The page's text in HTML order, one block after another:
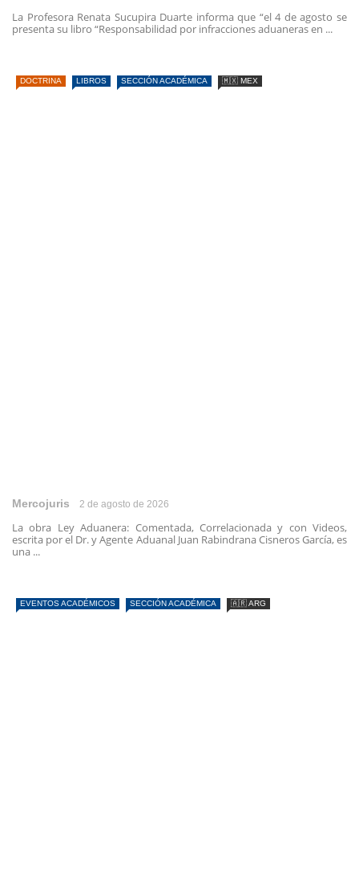
La Profesora Renata Sucupira Duarte informa que “el 4 de agosto se
presenta su libro “Responsabilidad por infracciones aduaneras en ...
DOCTRINA LIBROS SECCIÓN ACADÉMICA 🇲🇽 MEX
Mercojuris 2 de agosto de 2026
La obra Ley Aduanera: Comentada, Correlacionada y con Videos,
escrita por el Dr. y Agente Aduanal Juan Rabindrana Cisneros García, es
una ...
EVENTOS ACADÉMICOS SECCIÓN ACADÉMICA 🇦🇷 ARG